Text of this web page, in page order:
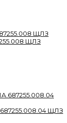
ЩЛЗ
ЩЛЗ